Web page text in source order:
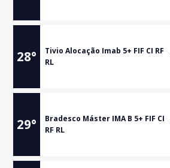
28°
Tivio Alocação Imab 5+ FIF CI RF
RL
29°
Bradesco Máster IMA B 5+ FIF CI
RF RL